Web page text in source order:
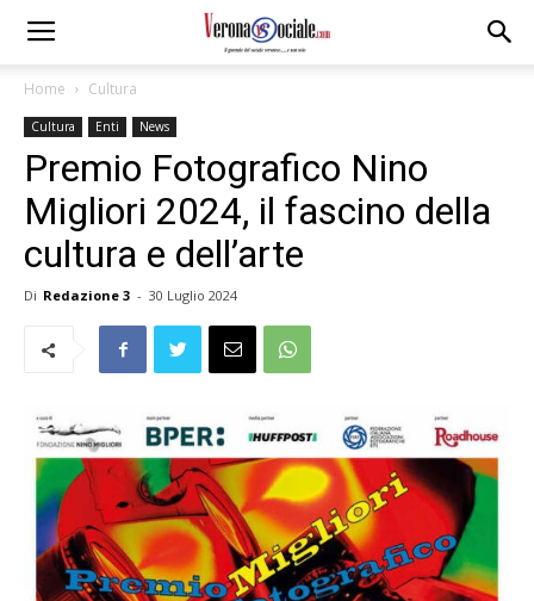
Home Cultura
Cultura Enti News
Premio Fotografico Nino
Migliori 2024, il fascino della
cultura e dell’arte
Di Redazione 3 - 30 Luglio 2024